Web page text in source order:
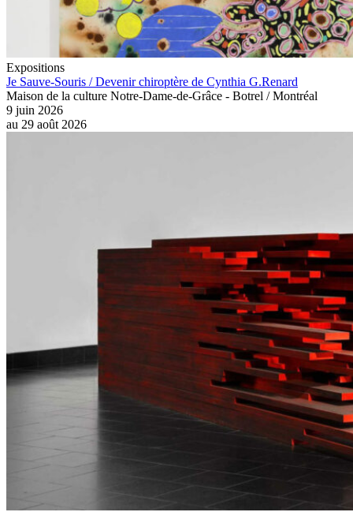
Expositions
Je Sauve-Souris / Devenir chiroptère de Cynthia G.Renard
Maison de la culture Notre-Dame-de-Grâce - Botrel / Montréal
9 juin 2026
au 29 août 2026